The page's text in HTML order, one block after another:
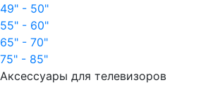
49" - 50"
55" - 60"
65" - 70"
75" - 85"
Аксессуары для телевизоров